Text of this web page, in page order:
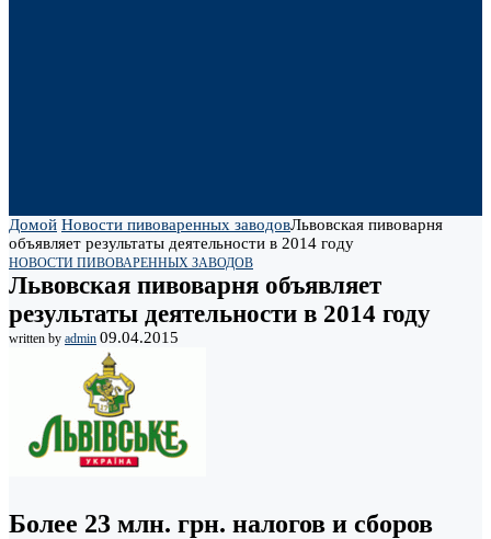
Домой Новости пивоваренных заводовЛьвовская пивоварня
объявляет результаты деятельности в 2014 году
НОВОСТИ ПИВОВАРЕННЫХ ЗАВОДОВ
Львовская пивоварня объявляет
результаты деятельности в 2014 году
written by admin 09.04.2015
Более 23 млн. грн. налогов и сборов